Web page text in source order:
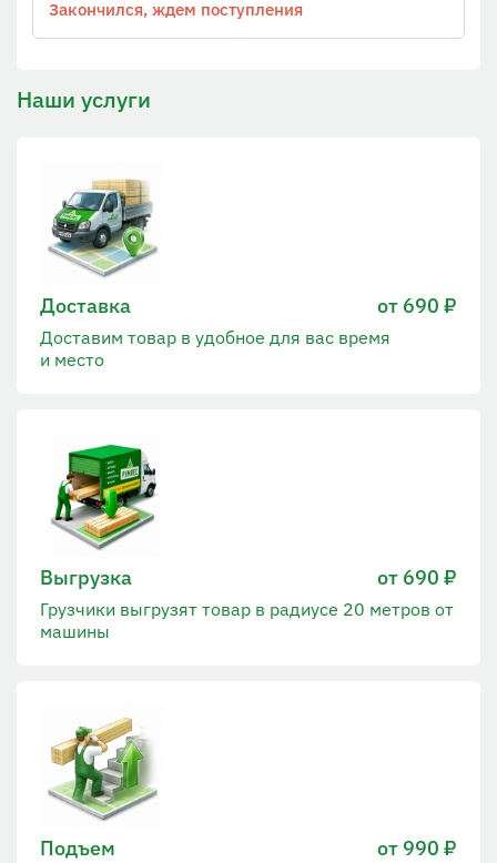
Закончился, ждем поступления
Наши услуги
Доставка от 690 ₽
Доставим товар в удобное для вас время
и место
Выгрузка от 690 ₽
Грузчики выгрузят товар в радиусе 20 метров от
машины
Подъем от 990 ₽